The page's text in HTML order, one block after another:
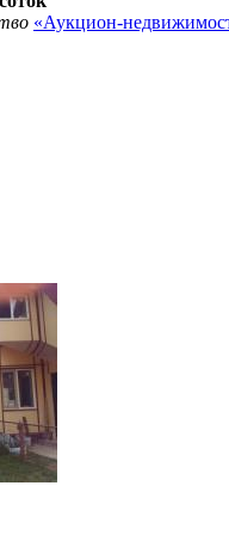
«Аукцион-